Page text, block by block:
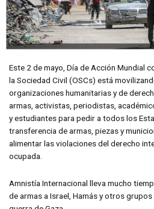
Este 2 de mayo, Día de Acción Mundial
la Sociedad Civil (OSCs) está
organizaciones humanitarias y de
armas, activistas, periodistas,
y estudiantes para pedir a todos los
transferencia de armas, piezas y
alimentar las violaciones del derecho
ocupada.
Amnistía Internacional lleva mucho
de armas a Israel, Hamás y otros